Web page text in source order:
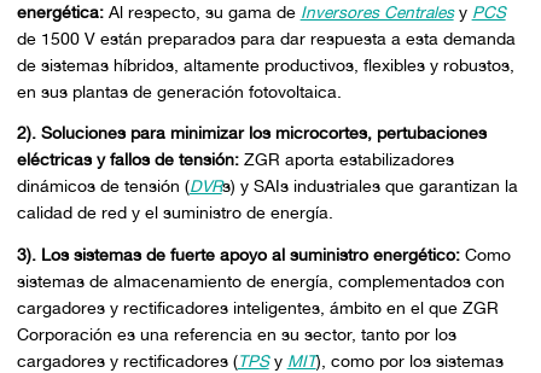
energética:Al respecto, su gama de Inversores Centralesy PCS
de 1500 V están preparados para dar respuesta a esta demanda
de sistemas híbridos, altamente productivos, flexibles y robustos,
en sus plantas de generación fotovoltaica.
2). Soluciones para minimizar los microcortes, pertubaciones
eléctricas y fallos de tensión:ZGR aporta estabilizadores
dinámicos de tensión (DVRs) y SAIs industriales que garantizan la
calidad de red y el suministro de energía.
3). Los sistemas de fuerte apoyo al suministro energético:Como
sistemas de almacenamiento de energía, complementados con
cargadores y rectificadores inteligentes, ámbito en el que ZGR
Corporación es una referencia en su sector, tanto por los
cargadores y rectificadores (TPSy MIT), como por los sistemas